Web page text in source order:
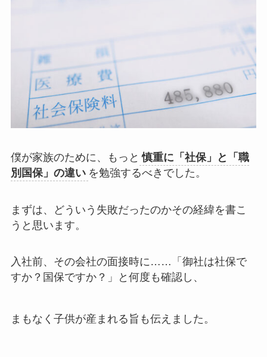
僕が家族のために、もっと 慎重に「社保」と「職
別国保」の違い を勉強するべきでした。
まずは、どういう失敗だったのかその経緯を書こ
うと思います。
入社前、その会社の面接時に……「御社は社保で
すか？国保ですか？」と何度も確認し、
まもなく子供が産まれる旨も伝えました。